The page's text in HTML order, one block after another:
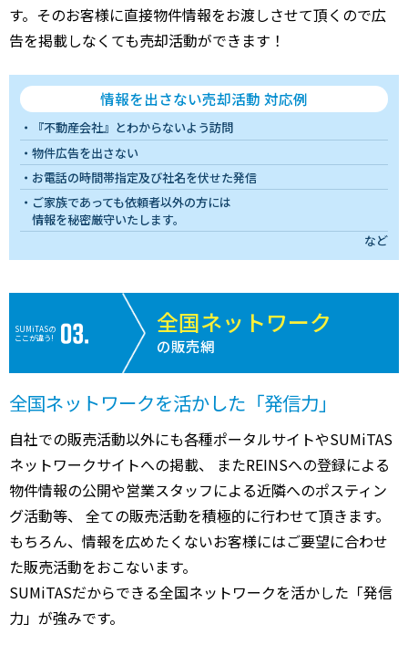
す。そのお客様に直接物件情報をお渡しさせて頂くので広
告を掲載しなくても売却活動ができます！
情報を出さない売却活動 対応例
『不動産会社』とわからないよう訪問
物件広告を出さない
お電話の時間帯指定及び社名を伏せた発信
ご家族であっても依頼者以外の方には
情報を秘密厳守いたします。
など
SUMiTASの
ここが違う!
全国ネットワーク
の販売網
全国ネットワークを活かした「発信力」
自社での販売活動以外にも各種ポータルサイトやSUMiTAS
ネットワークサイトへの掲載、 またREINSへの登録による
物件情報の公開や営業スタッフによる近隣へのポスティン
グ活動等、 全ての販売活動を積極的に行わせて頂きます。
もちろん、情報を広めたくないお客様にはご要望に合わせ
た販売活動をおこないます。
SUMiTASだからできる全国ネットワークを活かした「発信
力」が強みです。